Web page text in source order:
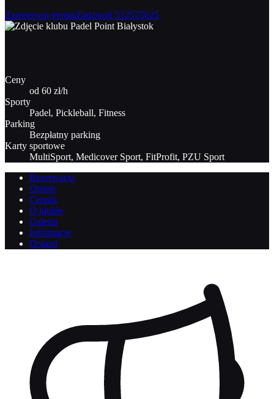
Zarezerwuj terminZadzwoń 512525625
Ceny
od 60 zł/h
Sporty
Padel, Pickleball, Fitness
Parking
Bezpłatny parking
Karty sportowe
MultiSport, Medicover Sport, FitProfit, PZU Sport
Rezerwacja
Opinie
Cennik
O klubie
Galeria
Informacje
Dojazd